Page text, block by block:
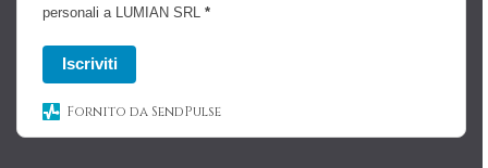
personali a LUMIAN SRL *
Iscriviti
Fornito da SendPulse